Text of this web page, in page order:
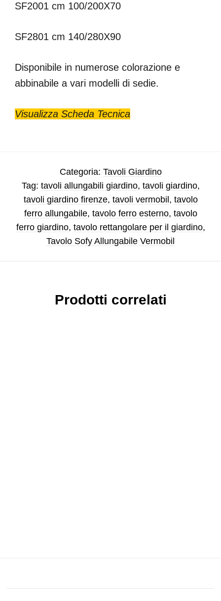
SF2001 cm 100/200X70
SF2801 cm 140/280X90
Disponibile in numerose colorazione e
abbinabile a vari modelli di sedie.
Visualizza Scheda Tecnica
Categoria: Tavoli Giardino
Tag: tavoli allungabili giardino, tavoli giardino,
tavoli giardino firenze, tavoli vermobil , tavolo
ferro allungabile, tavolo ferro esterno, tavolo
ferro giardino, tavolo rettangolare per il giardino,
Tavolo Sofy Allungabile Vermobil
Prodotti correlati